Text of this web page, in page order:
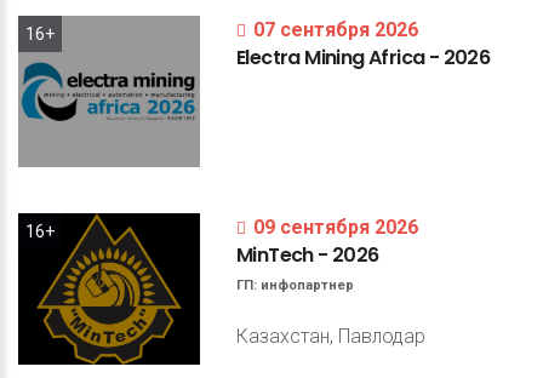
16+ 07 сентября 2026
ElectraMiningAfrica- 2026
16+ 09 сентября 2026
MinTech- 2026
ГП: инфопартнер
Казахстан, Павлодар